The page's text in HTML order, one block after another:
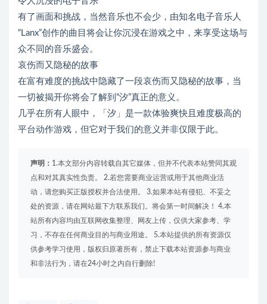
有了画面和挑战，当然音乐也不会少，由知名电子音乐人
“Lanx”创作的曲目将会让你沉浸在游戏之中，来享受这场与
众不同的音乐盛会。
哀伤而又隐秘的故事
在富有难度的挑战中隐藏了一段哀伤而又隐秘的故事，当
一切被揭开你将会了解到“汐”真正的意义。
几乎在所有人眼中，「汐」是一款体验爽快且难度极高的
平台动作游戏，但它对于我们的意义并非仅限于此。
声明： 1.本文部分内容转载自其它媒体，但并不代表本站赞同其观
点和对其真实性负责。 2.若您需要商业运营或用于其他商业活
动，请您购买正版授权并合法使用。 3.如果本站有侵犯、不妥之
处的资源，请在网站最下方联系我们。将会第一时间解决！ 4.本
站所有内容均由互联网收集整理、网友上传，仅供大家参考、学
习，不存在任何商业目的与商业用途。 5.本站提供的所有资源仅
供参考学习使用，版权归原著所有，禁止下载本站资源参与商业
和非法行为，请在24小时之内自行删除!